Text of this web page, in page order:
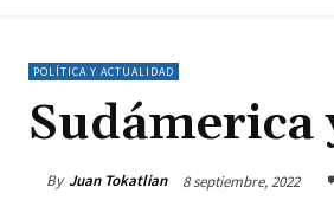
POLÍTICA Y ACTUALIDAD
Sudámerica
By Juan Tokatlian 8 septiembre, 2022